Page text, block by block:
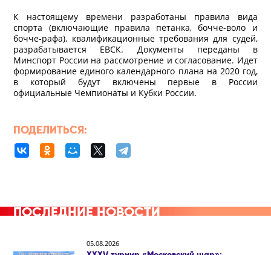
К настоящему времени разработаны правила вида
спорта (включающие правила петанка, бочче-воло и
бочче-рафа), квалификационные требования для судей,
разрабатывается ЕВСК. Документы переданы в
Минспорт России на рассмотрение и согласование. Идет
формирование единого календарного плана на 2020 год,
в который будут включены первые в России
официальные Чемпионаты и Кубки России.
ПОДЕЛИТЬСЯ:
ПОСЛЕДНИЕ НОВОСТИ
05.08.2026